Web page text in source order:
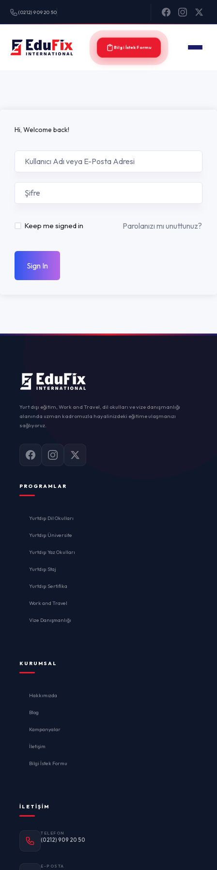
(0212) 909 20 50
Bilgi İstek Formu
Hi, Welcome back!
Keep me signed in Parolanızı mı unuttunuz?
Sign In
Yurt dışı eğitim, Work and Travel, dil okulları ve vize danışmanlığı
alanında uzman kadromuzla hayalinizdeki eğitime ulaşmanızı
sağlıyoruz.
PROGRAMLAR
Yurtdışı Dil Okulları
Yurtdışı Üniversite
Yurtdışı Yaz Okulları
Yurtdışı Staj
Yurtdışı Sertifika
Work and Travel
Vize Danışmanlığı
KURUMSAL
Hakkımızda
Blog
Kampanyalar
İletişim
Bilgi İstek Formu
İLETIŞIM
TELEFON
(0212) 909 20 50
E-POSTA